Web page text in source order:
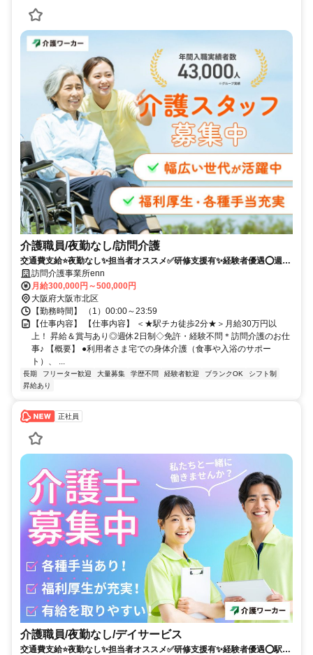
介護職員/夜勤なし/訪問介護
交通費支給⭐️夜勤なし✨担当者オススメ✅️研修支援有✨経験者優遇⭕️週休
2日✨高額求人
訪問介護事業所enn
月給300,000円～500,000円
大阪府大阪市北区
【勤務時間】 （1）00:00～23:59
【仕事内容】 【仕事内容】 ＜★駅チカ徒歩2分★＞月給30万円以
上！ 昇給＆賞与あり◎週休2日制◇免許・経験不問＊訪問介護のお仕
事♪ 【概要】 ●利用者さま宅での身体介護（食事や入浴のサポー
ト）、 ...
長期 フリーター歓迎 大量募集 学歴不問 経験者歓迎 ブランクOK
シフト制
昇給あり
正社員
介護職員/夜勤なし/デイサービス
交通費支給⭐️夜勤なし✨担当者オススメ✅️研修支援有✨経験者優遇⭕️駅チ